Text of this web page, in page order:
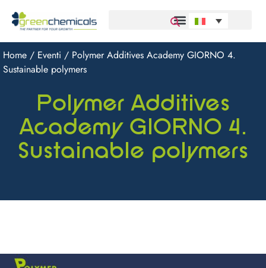
Home / Eventi / Polymer Additives Academy GIORNO 4.
Sustainable polymers
Polymer Additives
Academy GIORNO 4.
Sustainable polymers